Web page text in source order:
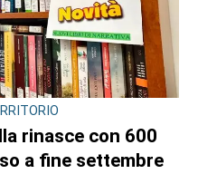
9 AGOSTO 2026